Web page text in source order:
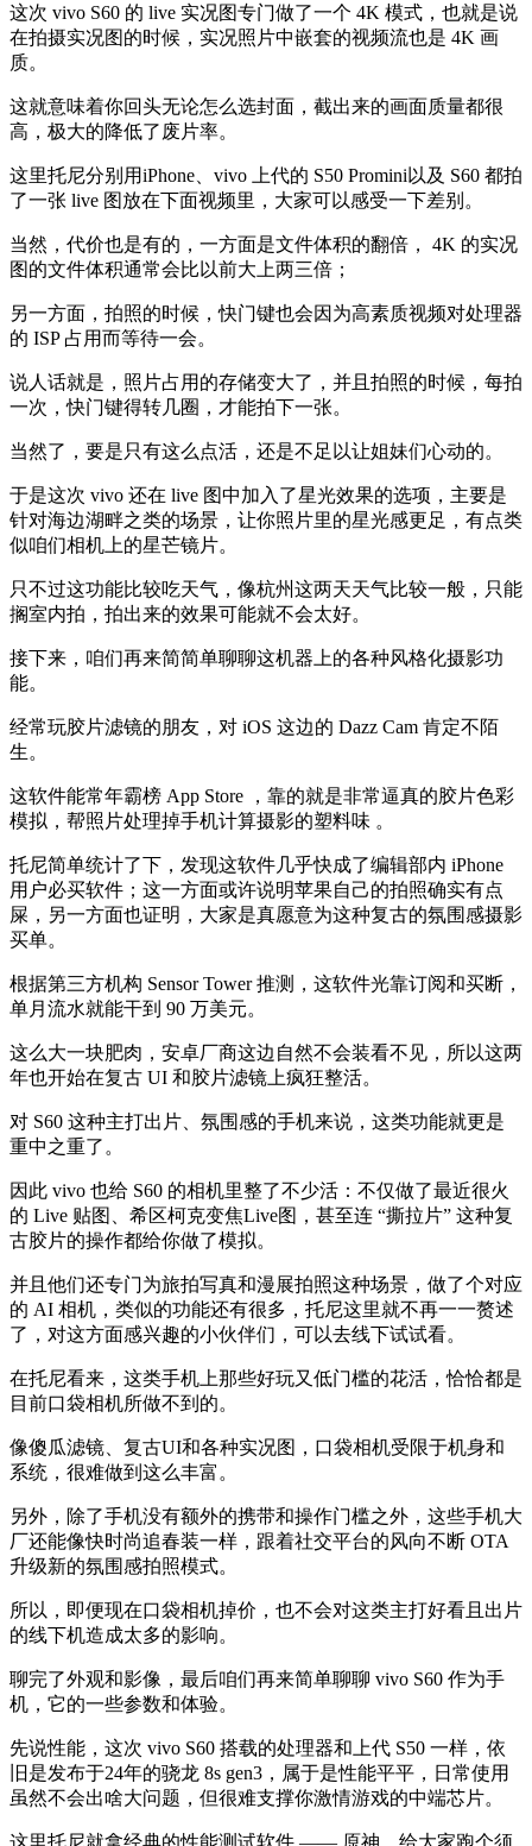
这次 vivo S60 的 live 实况图专门做了一个 4K 模式，也就是说
在拍摄实况图的时候，实况照片中嵌套的视频流也是 4K 画
质。
这就意味着你回头无论怎么选封面，截出来的画面质量都很
高，极大的降低了废片率。
这里托尼分别用iPhone、vivo 上代的 S50 Promini以及 S60 都拍
了一张 live 图放在下面视频里，大家可以感受一下差别。
当然，代价也是有的，一方面是文件体积的翻倍， 4K 的实况
图的文件体积通常会比以前大上两三倍；
另一方面，拍照的时候，快门键也会因为高素质视频对处理器
的 ISP 占用而等待一会。
说人话就是，照片占用的存储变大了，并且拍照的时候，每拍
一次，快门键得转几圈，才能拍下一张。
当然了，要是只有这么点活，还是不足以让姐妹们心动的。
于是这次 vivo 还在 live 图中加入了星光效果的选项，主要是
针对海边湖畔之类的场景，让你照片里的星光感更足，有点类
似咱们相机上的星芒镜片。
只不过这功能比较吃天气，像杭州这两天天气比较一般，只能
搁室内拍，拍出来的效果可能就不会太好。
接下来，咱们再来简简单聊聊这机器上的各种风格化摄影功
能。
经常玩胶片滤镜的朋友，对 iOS 这边的 Dazz Cam 肯定不陌
生。
这软件能常年霸榜 App Store ，靠的就是非常逼真的胶片色彩
模拟，帮照片处理掉手机计算摄影的塑料味 。
托尼简单统计了下，发现这软件几乎快成了编辑部内 iPhone
用户必买软件；这一方面或许说明苹果自己的拍照确实有点
屎，另一方面也证明，大家是真愿意为这种复古的氛围感摄影
买单。
根据第三方机构 Sensor Tower 推测，这软件光靠订阅和买断，
单月流水就能干到 90 万美元。
这么大一块肥肉，安卓厂商这边自然不会装看不见，所以这两
年也开始在复古 UI 和胶片滤镜上疯狂整活。
对 S60 这种主打出片、氛围感的手机来说，这类功能就更是
重中之重了。
因此 vivo 也给 S60 的相机里整了不少活：不仅做了最近很火
的 Live 贴图、希区柯克变焦Live图，甚至连 “撕拉片” 这种复
古胶片的操作都给你做了模拟。
并且他们还专门为旅拍写真和漫展拍照这种场景，做了个对应
的 AI 相机，类似的功能还有很多，托尼这里就不再一一赘述
了，对这方面感兴趣的小伙伴们，可以去线下试试看。
在托尼看来，这类手机上那些好玩又低门槛的花活，恰恰都是
目前口袋相机所做不到的。
像傻瓜滤镜、复古UI和各种实况图，口袋相机受限于机身和
系统，很难做到这么丰富。
另外，除了手机没有额外的携带和操作门槛之外，这些手机大
厂还能像快时尚追春装一样，跟着社交平台的风向不断 OTA
升级新的氛围感拍照模式。
所以，即便现在口袋相机掉价，也不会对这类主打好看且出片
的线下机造成太多的影响。
聊完了外观和影像，最后咱们再来简单聊聊 vivo S60 作为手
机，它的一些参数和体验。
先说性能，这次 vivo S60 搭载的处理器和上代 S50 一样，依
旧是发布于24年的骁龙 8s gen3，属于是性能平平，日常使用
虽然不会出啥大问题，但很难支撑你激情游戏的中端芯片。
这里托尼就拿经典的性能测试软件 —— 原神，给大家跑个须